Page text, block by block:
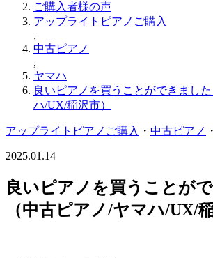
ご購入者様の声
アップライトピアノご購入
,
中古ピアノ
,
ヤマハ
良いピアノを買うことができまし
ハ/UX/稲沢市）
アップライトピアノご購入 ・ 中古ピアノ ・
2025.01.14
良いピアノを買うことが
（中古ピアノ/ヤマハ/UX/稲